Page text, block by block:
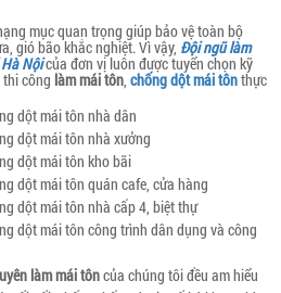
mục quan trọng giúp bảo vệ toàn bộ
gió bão khắc nghiệt. Vì vậy, Đội ngũ làm
Nộicủa đơn vị luôn được tuyển chọn kỹ
công làm mái tôn, chống dột mái tônthực
dột mái tôn nhà dân
dột mái tôn nhà xưởng
dột mái tôn kho bãi
dột mái tôn quán cafe, cửa hàng
dột mái tôn nhà cấp 4, biệt thự
dột mái tôn công trình dân dụng và công
làm mái tôncủa chúng tôi đều am hiểu